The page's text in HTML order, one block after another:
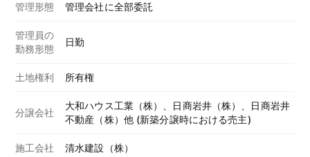
管理形態 管理会社に全部委託
管理員の
勤務形態
日勤
土地権利 所有権
分譲会社
大和ハウス工業（株）、日商岩井（株）、日商岩井
不動産（株）他 (新築分譲時における売主)
施工会社 清水建設（株）